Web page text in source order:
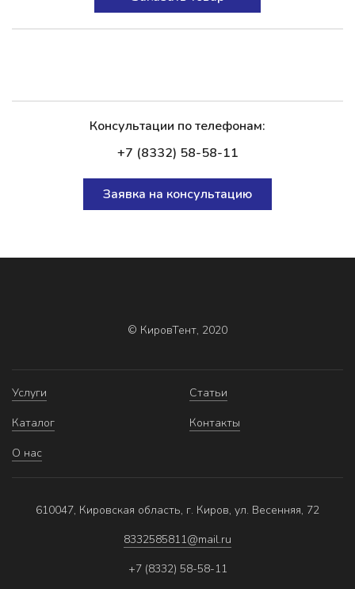
Консультации по телефонам:
+7 (8332) 58-58-11
Заявка на консультацию
© КировТент, 2020
Услуги
Каталог
О нас
Статьи
Контакты
610047, Кировская область, г. Киров, ул. Весенняя, 72
8332585811@mail.ru
+7 (8332) 58-58-11